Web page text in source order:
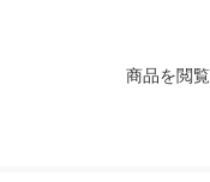
商品を閲